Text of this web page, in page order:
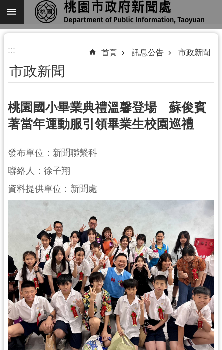
跳到主要內容區塊
進
搜
尋
關
我
們
機
業
務
資
訊
訊
息
公
告
::: 首頁 訊息公告 市政新聞
市政新聞
桃園國小畢業典禮溫馨登場 蘇俊賓
著當年運動服引領畢業生校園巡禮
發布單位：新聞聯繫科
聯絡人：徐子翔
資料提供單位：新聞處